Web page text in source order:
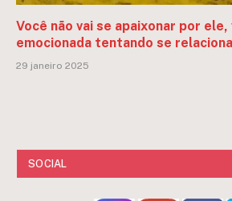
Você não vai se apaixonar por ele,
emocionada tentando se
29 janeiro 2025
SOCIAL